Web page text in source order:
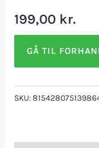
199,00 kr.
GÅ TIL
SKU: